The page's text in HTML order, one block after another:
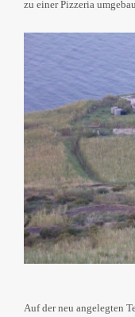
zu einer Pizzeria
Auf der neu angelegten